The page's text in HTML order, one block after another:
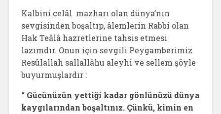
Kalbini celâl mazharı olan dünya’nın
sevgisinden boşaltıp, âlemlerin Rabbi olan
Hak Teâlâ hazretlerine tahsis etmesi
lazımdır. Onun için sevgili Peygamberimiz
Resûlallah sallallâhu aleyhi ve sellem şöyle
buyurmuşlardır :
“ Gücünüzün yettiği kadar gönlünüzü dünya
kaygılarından boşaltınız. Çünkü, kimin en